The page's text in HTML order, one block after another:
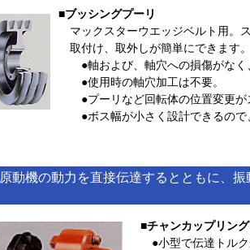
■ブッシングプーリ
マックスターウエッジベルト用。
取付け、取外しが簡単にできます。
●軸および、軸穴への損傷がなく
●使用時の軸穴加工は不要。
●プーリなど回転体の位置変更が
●ボス幅が小さく設計できるので
原動機の動力を直接伝達するとともに、
■チャンカップリン
●小型で伝達トルク